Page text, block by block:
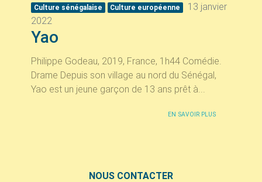
Culture sénégalaise
Culture européenne
13 janvier
2022
Yao
Philippe Godeau, 2019, France, 1h44 Comédie.
Drame Depuis son village au nord du Sénégal,
Yao est un jeune garçon de 13 ans prêt à...
EN SAVOIR PLUS
NOUS CONTACTER